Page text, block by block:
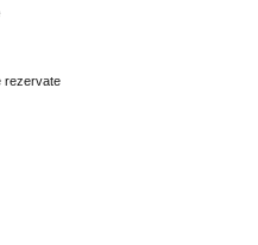
rezervate